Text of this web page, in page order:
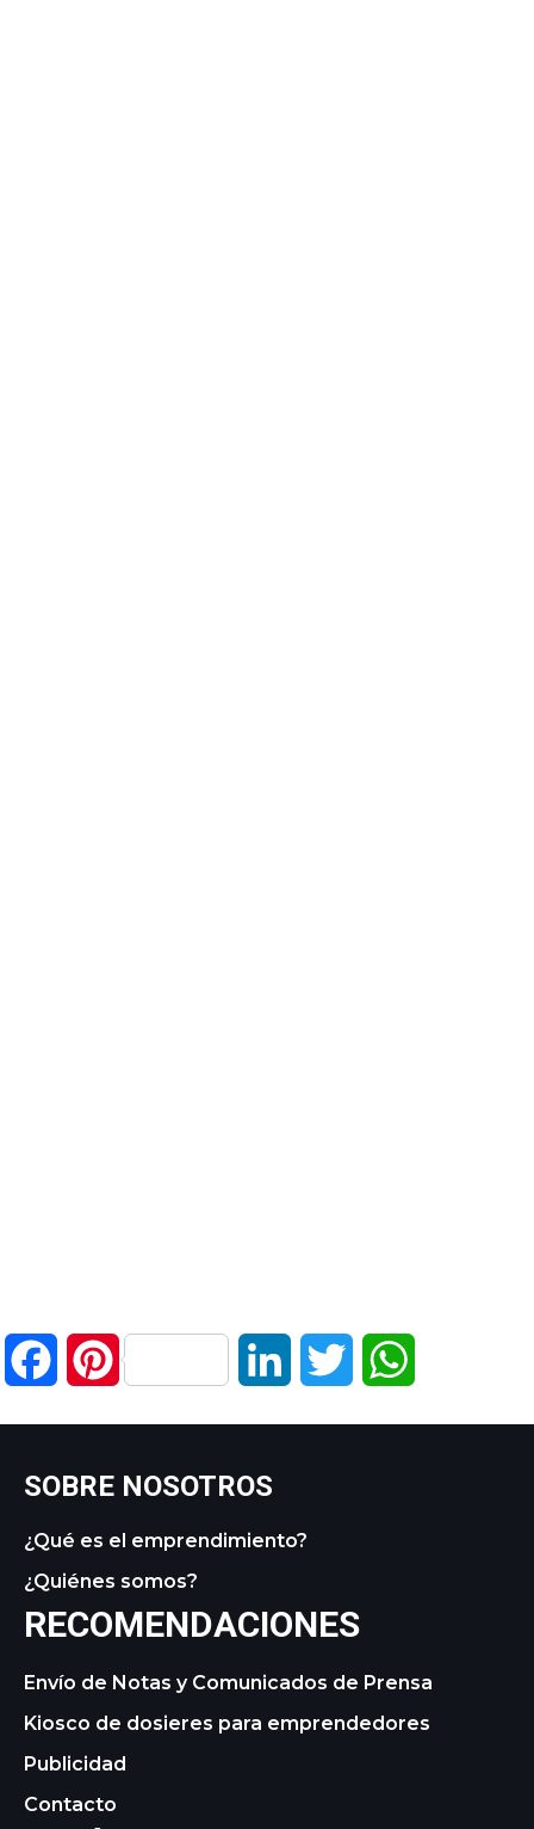
FacebookPinterest LinkedIn Twitter
SOBRE NOSOTROS
¿Qué es el emprendimiento?
¿Quiénes somos?
RECOMENDACIONES
Envío de Notas y Comunicados de Prensa
Kiosco de dosieres para emprendedores
Publicidad
Contacto